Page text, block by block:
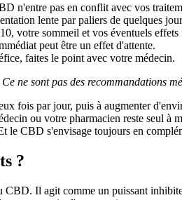
n'entre pas en conflit avec vos
lente par paliers de quelques
votre sommeil et vos éventuels effets
peut être un effet d'attente.
faites le point avec votre médecin.
ne sont pas des recommandations
fois par jour, puis à augmenter
ou votre pharmacien reste seul à
CBD s'envisage toujours en
?
CBD. Il agit comme un puissant